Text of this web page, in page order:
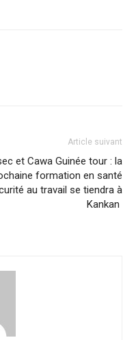
Article suivant
et Cawa Guinée tour : la
formation en santé
au travail se tiendra à
Kankan